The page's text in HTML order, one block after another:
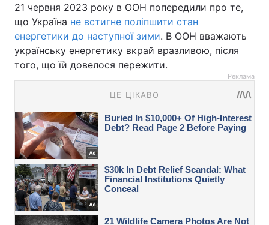
21 червня 2023 року в ООН попередили про те,
що Україна не встигне поліпшити стан
енергетики до наступної зими. В ООН вважають
українську енергетику вкрай вразливою, після
того, що їй довелося пережити.
Реклама